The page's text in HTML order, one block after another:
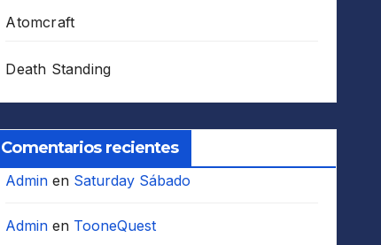
Atomcraft
Death Standing
Comentarios recientes
Admin en Saturday Sábado
Admin en TooneQuest